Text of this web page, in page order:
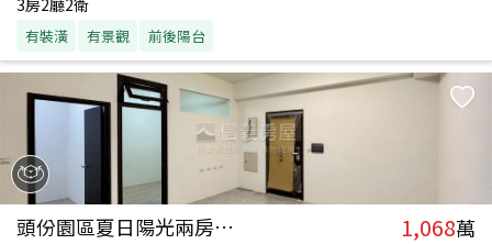
3房2廳2衛
有裝潢 有景觀 前後陽台
頭份園區夏日陽光兩房平車 1,068萬